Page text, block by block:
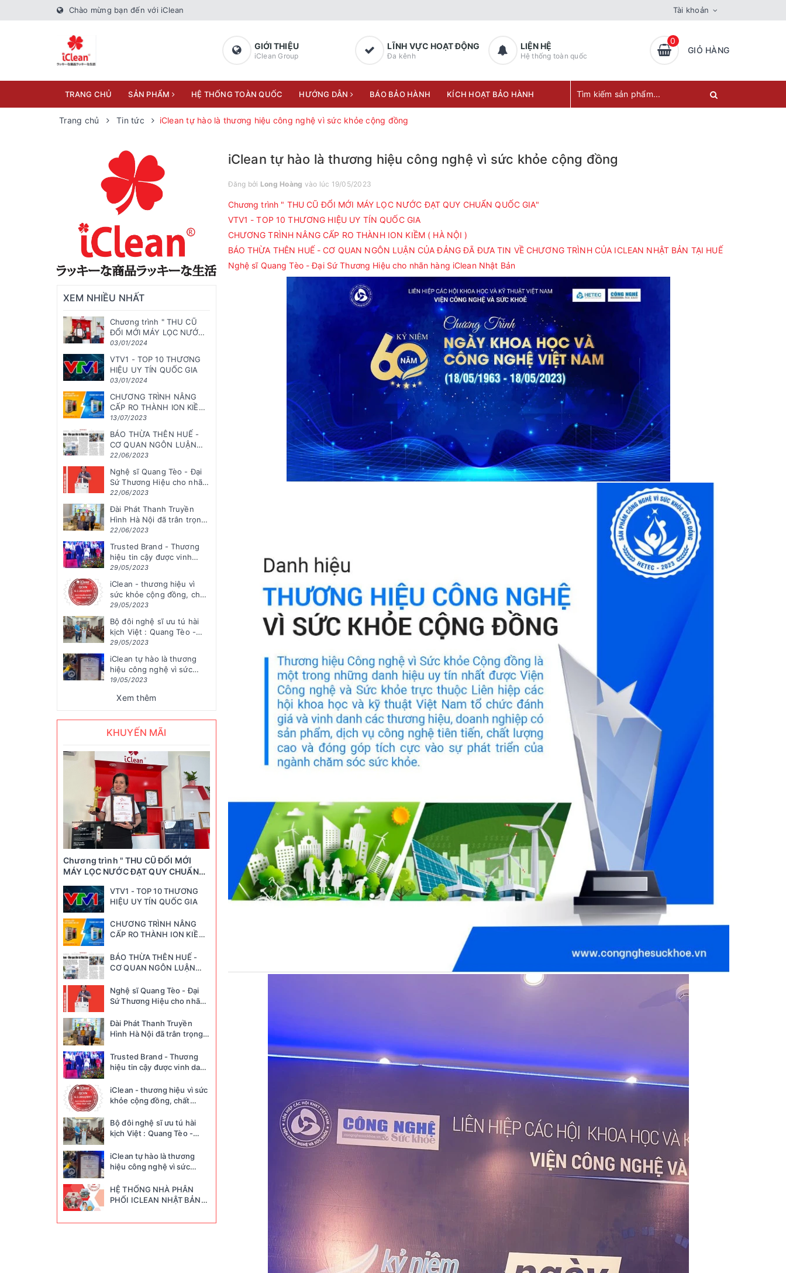
Chào mừng bạn đến với iClean Tài khoản
GIỚI THIỆU
iClean Group
LĨNH VỰC HOẠT ĐỘNG
Đa kênh
LIỆN HỆ
Hệ thống toàn quốc
0
GIỎ HÀNG
TRANG CHỦ SẢN PHẨM HỆ THỐNG TOÀN QUỐC HƯỚNG DẪN BÁO BẢO HÀNH KÍCH HOẠT BẢO HÀNH
Trang chủ Tin tức iClean tự hào là thương hiệu công nghệ vì sức khỏe cộng đồng
iClean tự hào là thương hiệu công nghệ vì sức khỏe cộng đồng
Đăng bởi Long Hoàng vào lúc 19/05/2023
Chương trình " THU CŨ ĐỔI MỚI MÁY LỌC NƯỚC ĐẠT QUY CHUẨN QUỐC GIA"
VTV1 - TOP 10 THƯƠNG HIỆU UY TÍN QUỐC GIA
CHƯƠNG TRÌNH NÂNG CẤP RO THÀNH ION KIỀM ( HÀ NỘI )
BÁO THỪA THÊN HUẾ - CƠ QUAN NGÔN LUẬN CỦA ĐẢNG ĐÃ ĐƯA TIN VỀ CHƯƠNG TRÌNH CỦA ICLEAN NHẬT BẢN TẠI HUẾ
Nghệ sĩ Quang Tèo - Đại Sứ Thương Hiệu cho nhãn hàng iClean Nhật Bản
XEM NHIỀU NHẤT
Chương trình " THU CŨ
ĐỔI MỚI MÁY LỌC NƯỚC
ĐẠT QUY CHUẨN QUỐC
03/01/2024
VTV1 - TOP 10 THƯƠNG
HIỆU UY TÍN QUỐC GIA
03/01/2024
CHƯƠNG TRÌNH NÂNG
CẤP RO THÀNH ION KIỀM
( HÀ NỘI )
13/07/2023
BÁO THỪA THÊN HUẾ -
CƠ QUAN NGÔN LUẬN
CỦA ĐẢNG ĐÃ ĐƯA TIN
ICLEAN NHẬT...
22/06/2023
Nghệ sĩ Quang Tèo - Đại
Sứ Thương Hiệu cho nhãn
hàng iClean Nhật Bản
22/06/2023
Đài Phát Thanh Truyền
Hình Hà Nội đã trân trọng
đồng hành cùng iClean
22/06/2023
Trusted Brand - Thương
hiệu tin cậy được vinh
danh quốc tế Global
29/05/2023
iClean - thương hiệu vì
sức khỏe cộng đồng, chất
lượng nước được kiểm
Viện kiểm...
29/05/2023
Bộ đôi nghệ sĩ ưu tú hài
kịch Việt : Quang Tèo -
Chiến Thắng đã tin tưởng
29/05/2023
iClean tự hào là thương
hiệu công nghệ vì sức
khỏe cộng đồng
19/05/2023
Xem thêm
KHUYẾN MÃI
Chương trình " THU CŨ ĐỔI MỚI
MÁY LỌC NƯỚC ĐẠT QUY CHUẨN
VTV1 - TOP 10 THƯƠNG
HIỆU UY TÍN QUỐC GIA
CHƯƠNG TRÌNH NÂNG
CẤP RO THÀNH ION KIỀM
BÁO THỪA THÊN HUẾ -
CƠ QUAN NGÔN LUẬN
CHƯƠNG TRÌNH CỦA
ICLEAN NHẬT...
Nghệ sĩ Quang Tèo - Đại
Sứ Thương Hiệu cho nhãn
Đài Phát Thanh Truyền
Hình Hà Nội đã trân trọng
Nhật Bản
Trusted Brand - Thương
hiệu tin cậy được vinh danh
iClean - thương hiệu vì sức
khỏe cộng đồng, chất
nghiệm chứng nhận bởi
Viện kiểm...
Bộ đôi nghệ sĩ ưu tú hài
kịch Việt : Quang Tèo -
sử dụng...
iClean tự hào là thương
hiệu công nghệ vì sức
HỆ THỐNG NHÀ PHÂN
PHỐI ICLEAN NHẬT BẢN